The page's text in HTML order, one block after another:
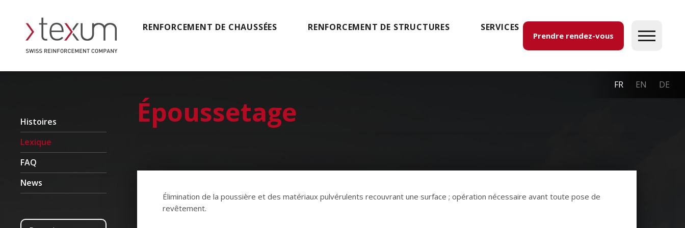
Prendre rendez-vous
FR EN DE
RENFORCEMENT DE CHAUSSÉES RENFORCEMENT DE STRUCTURES SERVICES
Histoires
Lexique
FAQ
News
Époussetage
Élimination de la poussière et des matériaux pulvérulents recouvrant une surface ; opération nécessaire avant toute pose de
revêtement.